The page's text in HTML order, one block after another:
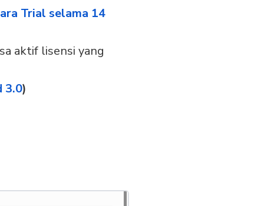
Trial selama 14
aktif lisensi yang
3.0)